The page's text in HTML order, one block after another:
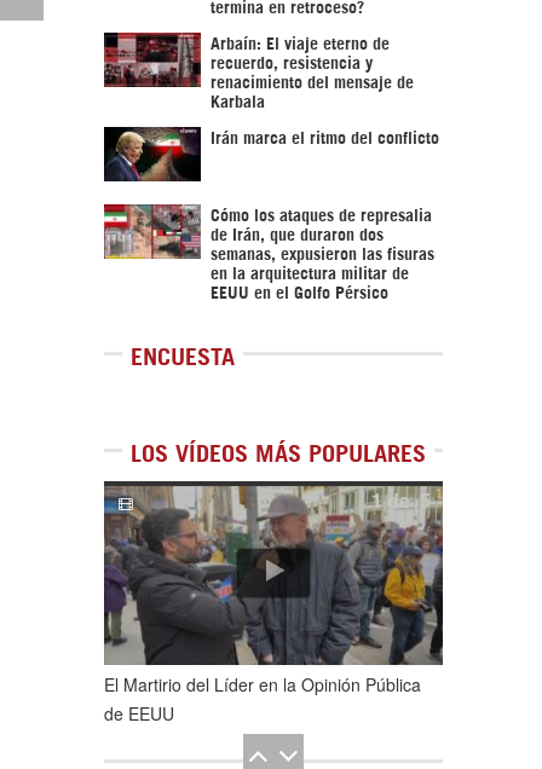
termina en retroceso?
Arbaín: El viaje eterno de
recuerdo, resistencia y
renacimiento del mensaje de
Karbala
Irán marca el ritmo del conflicto
Cómo los ataques de represalia
de Irán, que duraron dos
semanas, expusieron las fisuras
en la arquitectura militar de
EEUU en el Golfo Pérsico
ENCUESTA
LOS VÍDEOS MÁS POPULARES
1de5
El Martirio del Líder en la Opinión Pública
de EEUU